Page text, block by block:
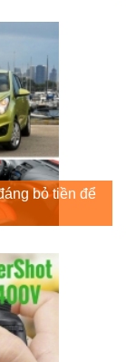
bỏ tiền để